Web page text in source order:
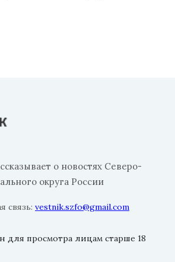
о новостях Северо-
округа России
связь: vestnik.szfo@gmail.com
для просмотра лицам старше 18